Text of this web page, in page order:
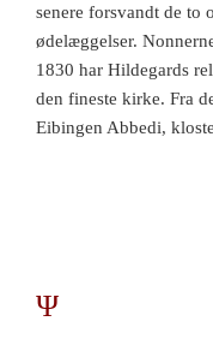
senere forsvandt de to
ødelæggelser.
1830 har Hildegards
den fineste kirke. Fra
Eibingen Abbedi,
Ψ